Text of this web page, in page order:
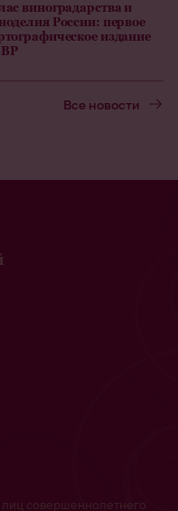
виноградарства и
России: первое
издание
Все новости
совершеннолетнего